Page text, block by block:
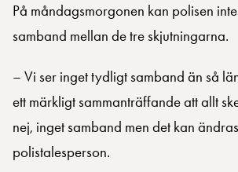
På måndagsmorgonen kan polisen
samband mellan de tre skjutningarna.
– Vi ser inget tydligt samband än så
ett märkligt sammanträffande att allt
nej, inget samband men det kan
polistalesperson.